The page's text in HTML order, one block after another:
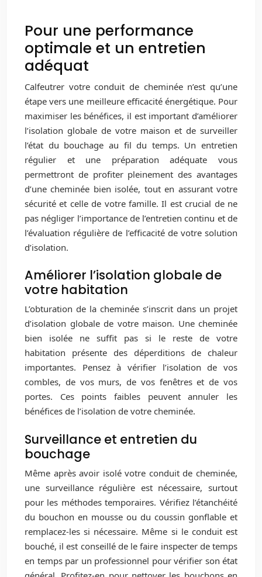
Pour une performance
optimale et un entretien
adéquat
Calfeutrer votre conduit de cheminée n’est qu’une
étape vers une meilleure efficacité énergétique. Pour
maximiser les bénéfices, il est important d’améliorer
l’isolation globale de votre maison et de surveiller
l’état du bouchage au fil du temps. Un entretien
régulier et une préparation adéquate vous
permettront de profiter pleinement des avantages
d’une cheminée bien isolée, tout en assurant votre
sécurité et celle de votre famille. Il est crucial de ne
pas négliger l’importance de l’entretien continu et de
l’évaluation régulière de l’efficacité de votre solution
d’isolation.
Améliorer l’isolation globale de
votre habitation
L’obturation de la cheminée s’inscrit dans un projet
d’isolation globale de votre maison. Une cheminée
bien isolée ne suffit pas si le reste de votre
habitation présente des déperditions de chaleur
importantes. Pensez à vérifier l’isolation de vos
combles, de vos murs, de vos fenêtres et de vos
portes. Ces points faibles peuvent annuler les
bénéfices de l’isolation de votre cheminée.
Surveillance et entretien du
bouchage
Même après avoir isolé votre conduit de cheminée,
une surveillance régulière est nécessaire, surtout
pour les méthodes temporaires. Vérifiez l’étanchéité
du bouchon en mousse ou du coussin gonflable et
remplacez-les si nécessaire. Même si le conduit est
bouché, il est conseillé de le faire inspecter de temps
en temps par un professionnel pour vérifier son état